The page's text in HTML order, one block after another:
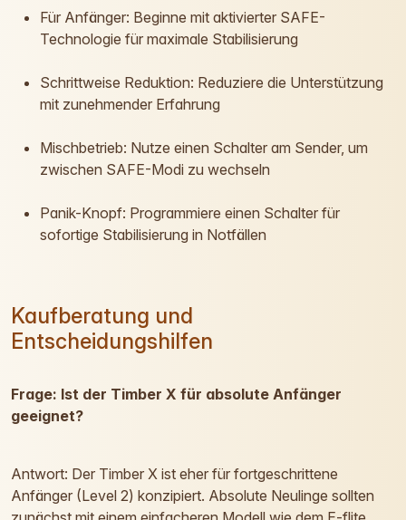
Für Anfänger: Beginne mit aktivierter SAFE-
Technologie für maximale Stabilisierung
Schrittweise Reduktion: Reduziere die Unterstützung
mit zunehmender Erfahrung
Mischbetrieb: Nutze einen Schalter am Sender, um
zwischen SAFE-Modi zu wechseln
Panik-Knopf: Programmiere einen Schalter für
sofortige Stabilisierung in Notfällen
Kaufberatung und
Entscheidungshilfen
Frage: Ist der Timber X für absolute Anfänger
geeignet?
Antwort: Der Timber X ist eher für fortgeschrittene
Anfänger (Level 2) konzipiert. Absolute Neulinge sollten